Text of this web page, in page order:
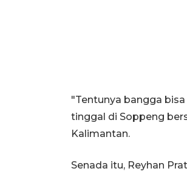
"Tentunya bangga
tinggal di Soppeng
Kalimantan.
Senada itu, Reyhan